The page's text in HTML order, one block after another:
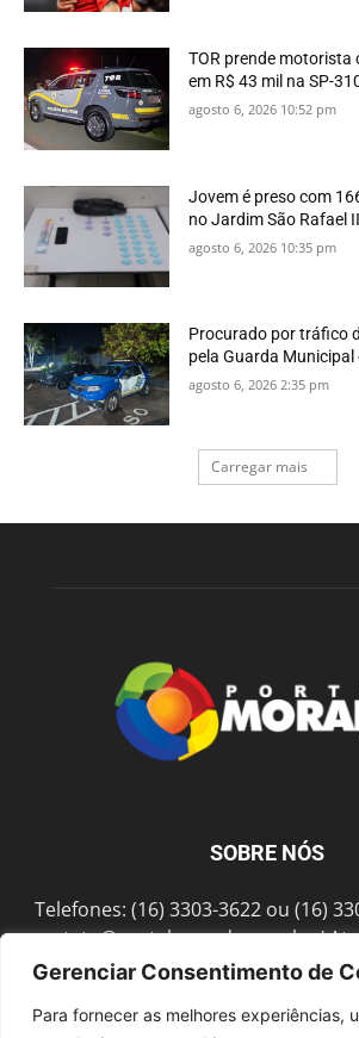
Gerenciar Consentimento de
Para fornecer as melhores experiências,
TOR prende motorista
em R$ 43 mil na SP-
agosto 6, 2026 10:52 pm
Jovem é preso com
no Jardim São Rafael
agosto 6, 2026 10:35 pm
Procurado por tráfico
pela Guarda Municipal
agosto 6, 2026 2:35 pm
Carregar mais
SOBRE NÓS
Telefones: (16) 3303-3622 ou (16)
contato@portalmorada.com.br/
Sex das 8h às 18h / Endereço: Av.